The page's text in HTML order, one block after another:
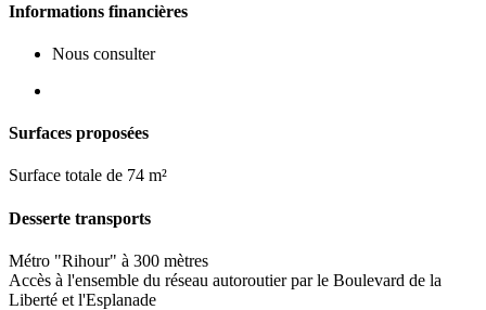
Informations financières
Nous consulter
Surfaces proposées
Surface totale de 74 m²
Desserte transports
Métro "Rihour" à 300 mètres
Accès à l'ensemble du réseau autoroutier par le Boulevard de la
Liberté et l'Esplanade